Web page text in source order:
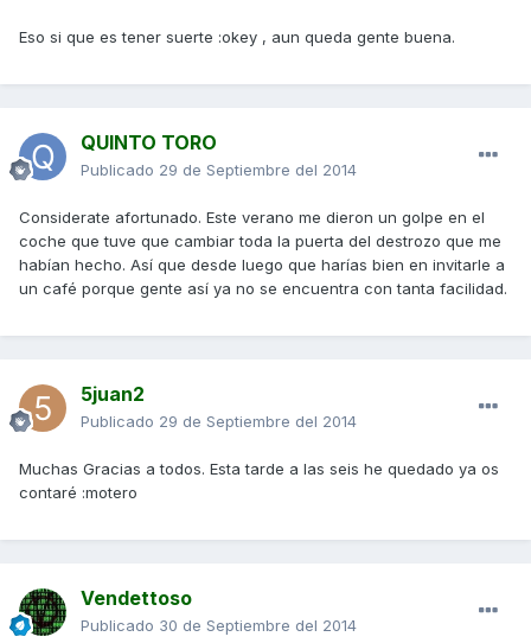
Eso si que es tener suerte :okey , aun queda gente buena.
QUINTO TORO
Publicado 29 de Septiembre del 2014
Considerate afortunado. Este verano me dieron un golpe en el
coche que tuve que cambiar toda la puerta del destrozo que me
habían hecho. Así que desde luego que harías bien en invitarle a
un café porque gente así ya no se encuentra con tanta facilidad.
5juan2
Publicado 29 de Septiembre del 2014
Muchas Gracias a todos. Esta tarde a las seis he quedado ya os
contaré :motero
Vendettoso
Publicado 30 de Septiembre del 2014